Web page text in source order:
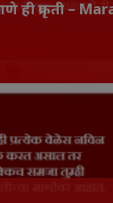
प्रकृती –